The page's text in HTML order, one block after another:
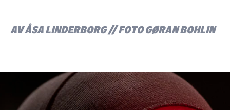
AV ÅSA LINDERBORG//FOTO GØRAN BOHLIN